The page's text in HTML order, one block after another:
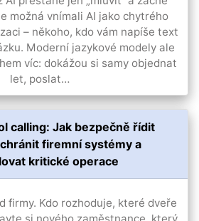
možná vnímali AI jako chytrého
– někoho, kdo vám napíše text
Moderní jazykové modely ale
víc: dokážou si samy objednat
let, poslat…
calling: Jak bezpečně řídit
firemní systémy a
kritické operace
firmy. Kdo rozhoduje, které dveře